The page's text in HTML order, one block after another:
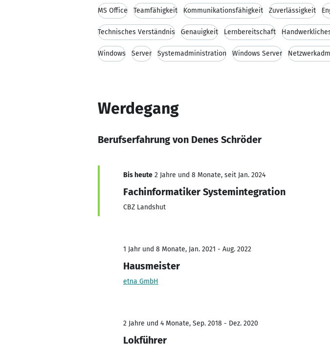
MS Office Teamfähigkeit Kommunikationsfähigkeit Zuverlässigkeit
Technisches Verständnis Genauigkeit Lernbereitschaft
Windows Server Systemadministration Windows Server
Werdegang
Berufserfahrung von Denes Schröder
Bis heute 2 Jahre und 8 Monate, seit Jan. 2024
Fachinformatiker Systemintegration
CBZ Landshut
1 Jahr und 8 Monate, Jan. 2021 - Aug. 2022
Hausmeister
etna GmbH
2 Jahre und 4 Monate, Sep. 2018 - Dez. 2020
Lokführer